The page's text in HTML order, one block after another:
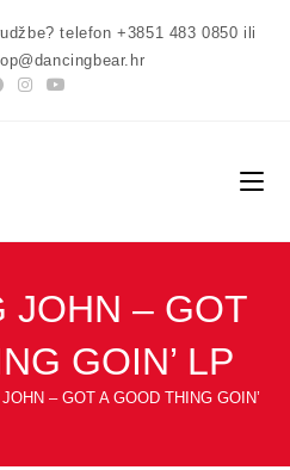
telefon +3851 483 0850 ili
JOHN – GOT
GOIN’ LP
– GOT A GOOD THING GOIN’ LP